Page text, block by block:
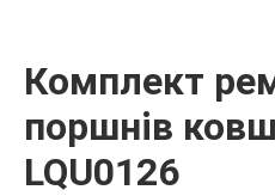
Комплект
поршнів
LQU0126